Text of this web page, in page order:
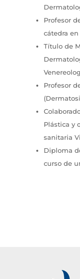
Profesor
cátedra
Título de
Profesor
Plástica y
sanitaria
Diploma
curso de